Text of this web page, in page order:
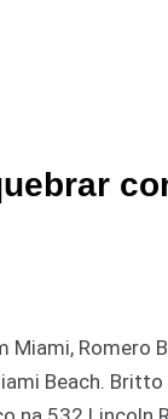
Romero
Beach.